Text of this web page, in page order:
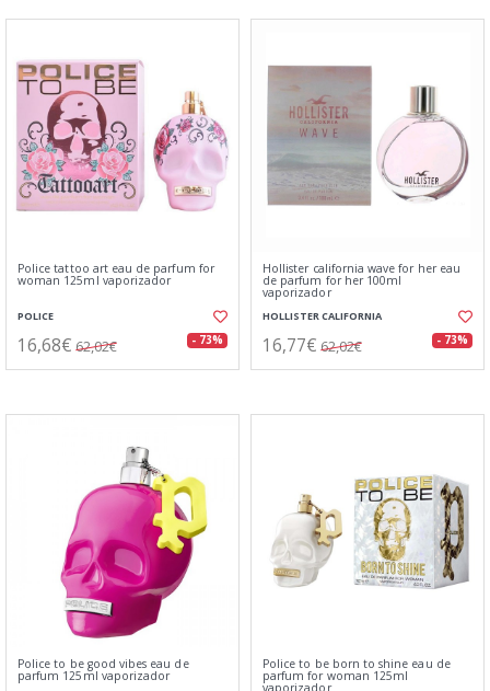
Police tattoo art eau de parfum for
woman 125ml vaporizador
POLICE
16,68€ 62,02€ - 73%
Hollister california wave for her eau
de parfum for her 100ml
vaporizador
HOLLISTER CALIFORNIA
16,77€ 62,02€ - 73%
Police to be good vibes eau de
parfum 125ml vaporizador
Police to be born to shine eau de
parfum for woman 125ml
vaporizador